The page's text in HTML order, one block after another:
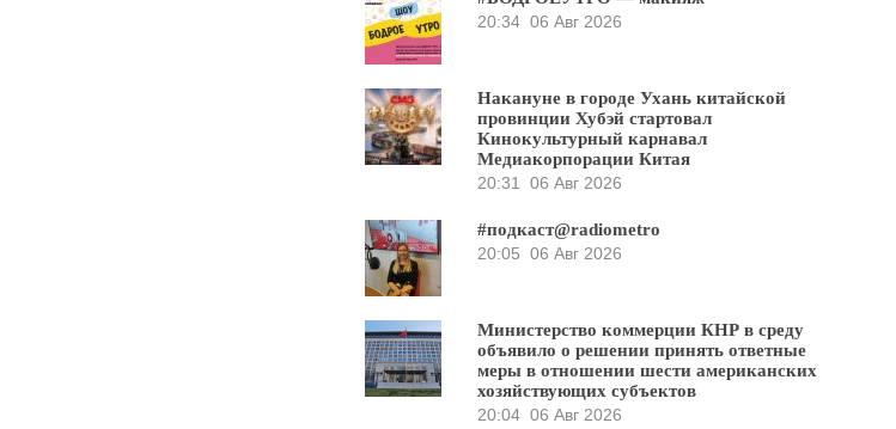
20:34 06 Авг 2026
Накануне в городе Ухань китайской
провинции Хубэй стартовал
Кинокультурный карнавал
Медиакорпорации Китая
20:31
06 Авг 2026
#подкаст@radiometro
20:05 06 Авг 2026
Министерство коммерции КНР в среду
объявило о решении принять ответные
меры в отношении шести американских
хозяйствующих субъектов
20:04 06 Авг 2026